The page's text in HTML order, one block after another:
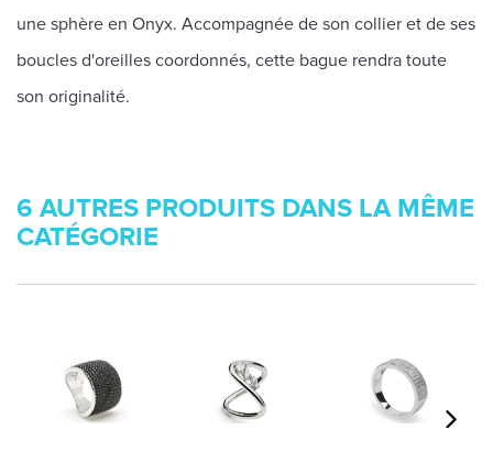
une sphère en Onyx. Accompagnée de son collier et de ses
boucles d'oreilles coordonnés, cette bague rendra toute
son originalité.
6 AUTRES PRODUITS DANS LA MÊME
CATÉGORIE